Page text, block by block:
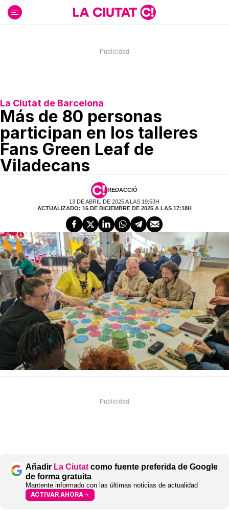
contenido
La Ciutat de Barcelona
Más de 80 personas
participan en los talleres
Fans Green Leaf de
Viladecans
REDACCIÓ
13 DE ABRIL DE 2025 A LAS 19:53H
ACTUALIZADO: 16 DE DICIEMBRE DE 2025 A LAS 17:18H
Añadir La Ciutat como fuente preferida de Google
de forma gratuita
Mantente informado con las últimas noticias de actualidad
ACTIVAR AHORA